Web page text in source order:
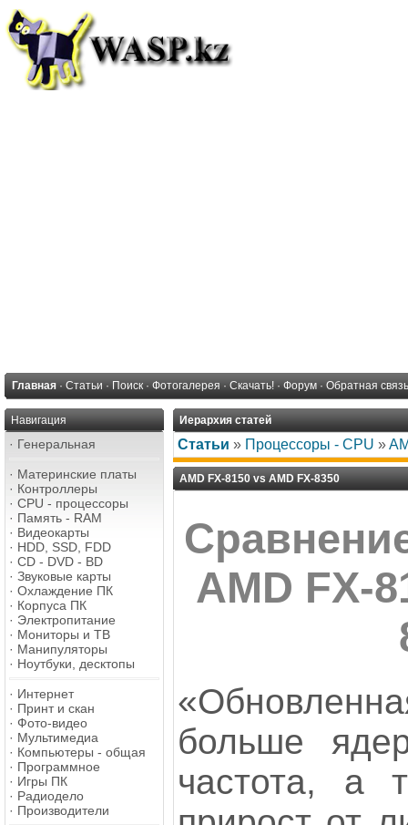
Главная · Статьи · Поиск · Фотогалерея · Скачать! · Форум · Обратная связь
Навигация
· Генеральная
· Материнские платы
· Контроллеры
· CPU - процессоры
· Память - RAM
· Видеокарты
· HDD, SSD, FDD
· CD - DVD - BD
· Звуковые карты
· Охлаждение ПК
· Корпуса ПК
· Электропитание
· Мониторы и ТВ
· Манипуляторы
· Ноутбуки, десктопы
· Интернет
· Принт и скан
· Фото-видео
· Мультимедиа
· Компьютеры - общая
· Программное
· Игры ПК
· Радиодело
· Производители
Иерархия статей
Статьи » Процессоры - CPU »
AMD FX-8150 vs AMD FX-8350
AMD FX-
больше
частота, а